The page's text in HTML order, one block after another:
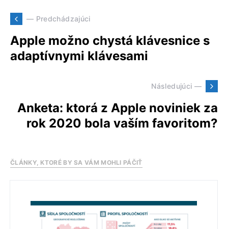
— Predchádzajúci
Apple možno chystá klávesnice s
adaptívnymi klávesami
Následujúci —
Anketa: ktorá z Apple noviniek za
rok 2020 bola vaším favoritom?
ČLÁNKY, KTORÉ BY SA VÁM MOHLI PÁČIŤ